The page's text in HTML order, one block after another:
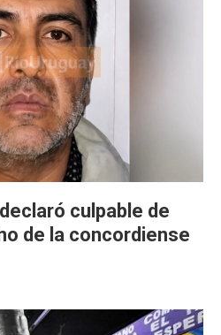
culpable de
de la concordiense